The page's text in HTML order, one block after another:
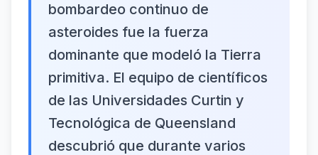
bombardeo continuo de
asteroides fue la fuerza
dominante que modeló la Tierra
primitiva. El equipo de científicos
de las Universidades Curtin y
Tecnológica de Queensland
descubrió que durante varios